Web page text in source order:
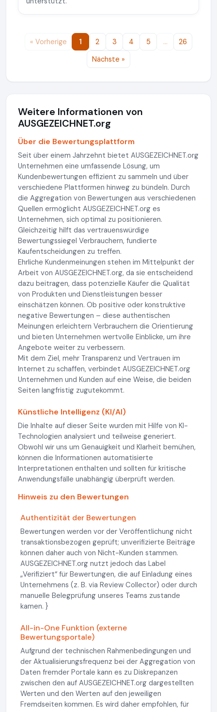
« Vorherige 1 2 3 4 5 …
26
Nächste »
Weitere Informationen von
AUSGEZEICHNET.org
Über die Bewertungsplattform
Seit über einem Jahrzehnt bietet AUSGEZEICHNET.org
Unternehmen eine umfassende Lösung, um
Kundenbewertungen effizient zu sammeln und über
verschiedene Plattformen hinweg zu bündeln. Durch
die Aggregation von Bewertungen aus verschiedenen
Quellen ermöglicht AUSGEZEICHNET.org es
Unternehmen, sich optimal zu positionieren.
Gleichzeitig hilft das vertrauenswürdige
Bewertungssiegel Verbrauchern, fundierte
Kaufentscheidungen zu treffen.
Ehrliche Kundenmeinungen stehen im Mittelpunkt der
Arbeit von AUSGEZEICHNET.org, da sie entscheidend
dazu beitragen, dass potenzielle Käufer die Qualität
von Produkten und Dienstleistungen besser
einschätzen können. Ob positive oder konstruktive
negative Bewertungen – diese authentischen
Meinungen erleichtern Verbrauchern die Orientierung
und bieten Unternehmen wertvolle Einblicke, um ihre
Angebote weiter zu verbessern.
Mit dem Ziel, mehr Transparenz und Vertrauen im
Internet zu schaffen, verbindet AUSGEZEICHNET.org
Unternehmen und Kunden auf eine Weise, die beiden
Seiten langfristig zugutekommt.
Künstliche Intelligenz (KI/AI)
Die Inhalte auf dieser Seite wurden mit Hilfe von KI-
Technologien analysiert und teilweise generiert.
Obwohl wir uns um Genauigkeit und Klarheit bemühen,
können die Informationen automatisierte
Interpretationen enthalten und sollten für kritische
Anwendungsfälle unabhängig überprüft werden.
Hinweis zu den Bewertungen
Authentizität der Bewertungen
Bewertungen werden vor der Veröffentlichung nicht
transaktionsbezogen geprüft; unverifizierte Beiträge
können daher auch von Nicht-Kunden stammen.
AUSGEZEICHNET.org nutzt jedoch das Label
„Verifiziert“ für Bewertungen, die auf Einladung eines
Unternehmens (z. B. via Review Collector) oder durch
manuelle Belegprüfung unseres Teams zustande
kamen. }
All-in-One Funktion (externe
Bewertungsportale)
Aufgrund der technischen Rahmenbedingungen und
der Aktualisierungsfrequenz bei der Aggregation von
Daten fremder Portale kann es zu Diskrepanzen
zwischen den auf AUSGEZEICHNET.org dargestellten
Werten und den Werten auf den jeweiligen
Fremdseiten kommen. Es wird daher empfohlen, für